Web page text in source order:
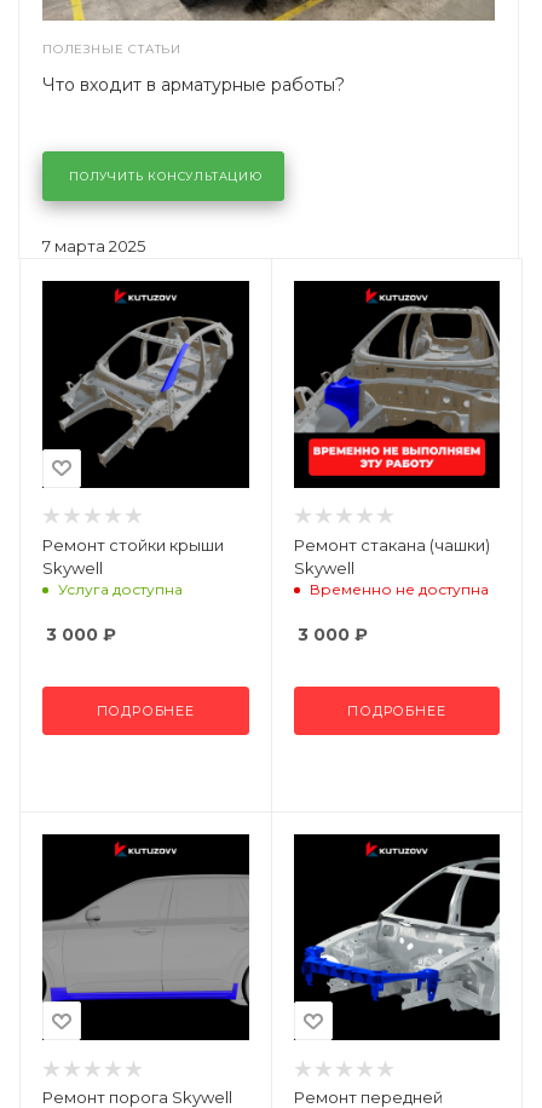
ПОЛЕЗНЫЕ СТАТЬИ
7 марта 2025
Что входит в арматурные работы?
ПОЛУЧИТЬ КОНСУЛЬТАЦИЮ
Ремонт стойки крыши
Skywell
Услуга доступна
3 000 ₽
ПОДРОБНЕЕ
Ремонт стакана (чашки)
Skywell
Временно не доступна
3 000₽
ПОДРОБНЕЕ
Ремонт порога Skywell Ремонт передней